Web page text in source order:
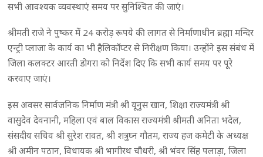
सभी आवश्यक व्यवस्थाएं समय पर सुनिश्चित की जाएं।
श्रीमती राजे ने पुष्कर में 24 करोड़ रूपये की लागत से निर्माणाधीन ब्रह्मा मन्दिर
एन्ट्री प्लाजा के कार्य का भी हैलिकॉप्टर से निरीक्षण किया। उन्होंने इस संबंध में
जिला कलक्टर आरती डोगरा को निर्देश दिए कि सभी कार्य समय पर पूरे
करवाए जाएं।
इस अवसर सार्वजनिक निर्माण मंत्री श्री यूनुस खान, शिक्षा राज्यमंत्री श्री
वासुदेव देवनानी, महिला एवं बाल विकास राज्यमंत्री श्रीमती अनिता भदेल,
संसदीय सचिव श्री सुरेश रावत, श्री शत्रुघ्न गौतम, राज्य हज कमेटी के अध्यक्ष
श्री अमीन पठान, विधायक श्री भागीरथ चौधरी, श्री भंवर सिंह पलाड़ा, जिला